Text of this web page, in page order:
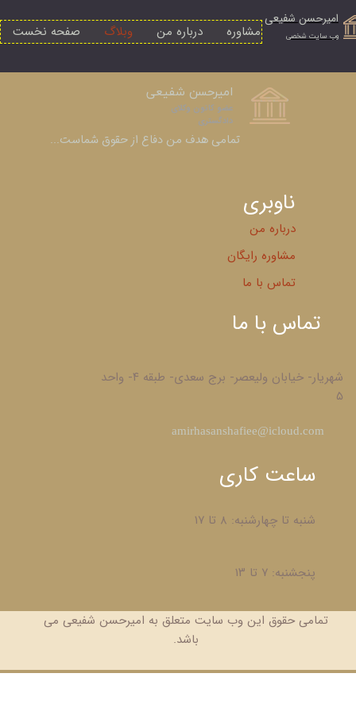
صفحه نخست وبلاگ درباره من مشاوره
امیرحسن شفیعی
​وب سایت شخصی
امیرحسن شفیعی
عضو کانون وکلای
دادگستری​​​​​​​
​​​​​​​تمامی هدف من دفاع از حقوق شماست...
ناوبری
درباره من
مشاوره رایگان
تماس با ما
تماس با ما
شهریار- خیابان ولیعصر- برج سعدی- طبقه ۴- واحد
۵
​amirhasanshafiee@icloud.com
ساعت کاری
شنبه تا چهارشنبه: ۸ تا ۱۷
پنجشنبه: ۷ تا ۱۳
تمامی حقوق این وب سایت متعلق به امیرحسن شفیعی می
باشد.